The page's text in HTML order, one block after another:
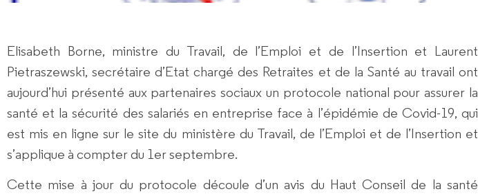
Elisabeth Borne, ministre du Travail, de l’Emploi et de l’Insertion et Laurent
Pietraszewski, secrétaire d’Etat chargé des Retraites et de la Santé au travail ont
aujourd’hui présenté aux partenaires sociaux un protocole national pour assurer la
santé et la sécurité des salariés en entreprise face à l’épidémie de Covid-19, qui
est mis en ligne sur le site du ministère du Travail, de l’Emploi et de l’Insertion et
s’applique à compter du 1er septembre.
Cette mise à jour du protocole découle d’un avis du Haut Conseil de la santé